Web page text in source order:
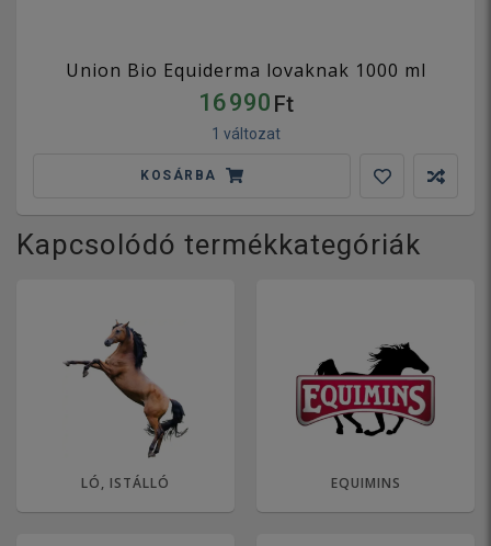
Union Bio Equiderma lovaknak 1000 ml
16 990 Ft
1 változat
KOSÁRBA
Kapcsolódó termékkategóriák
LÓ, ISTÁLLÓ EQUIMINS